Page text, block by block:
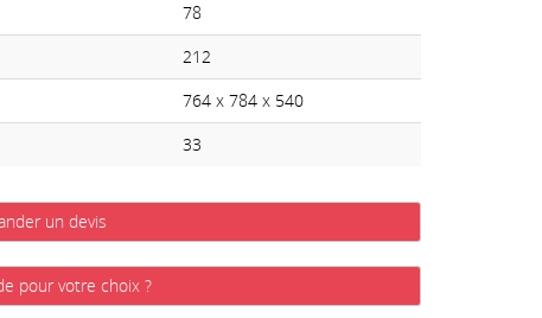
78
212
764 x 784 x 540
33
un devis
pour votre choix ?